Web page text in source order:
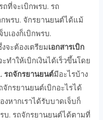
ที่จะเบิกพรบ. รถ
พรบ. จักรยานยนต์ได้แม้
เองก็เบิกพรบ.
จะต้องเตรียมเอกสารเบิก
ทำให้เบิกเงินได้เร็วขึ้นโดย
รถจักรยานยนต์มีอะไรบ้าง
จักรยานยนต์เบิกอะไรได้
หากเราได้รับบาดเจ็บก็
บ. รถจักรยานยนต์ได้ตามที่